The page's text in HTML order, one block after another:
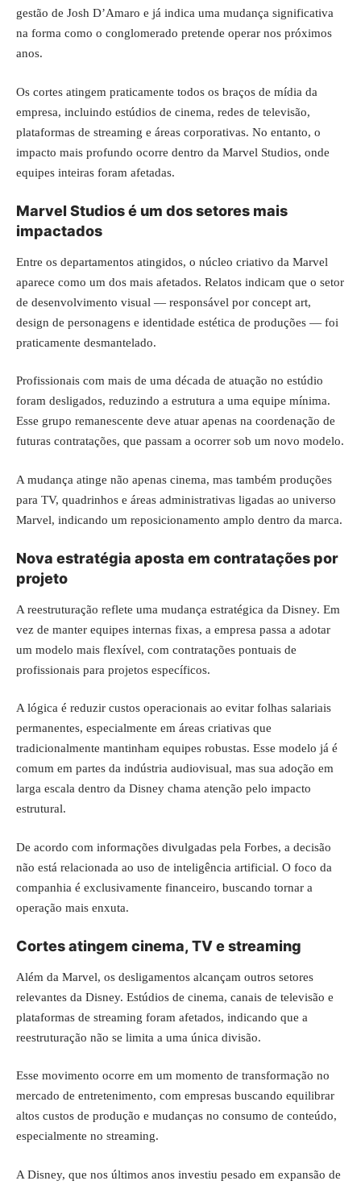
gestão de Josh D’Amaro e já indica uma mudança significativa
na forma como o conglomerado pretende operar nos próximos
anos.
Os cortes atingem praticamente todos os braços de mídia da
empresa, incluindo estúdios de cinema, redes de televisão,
plataformas de streaming e áreas corporativas. No entanto, o
impacto mais profundo ocorre dentro da Marvel Studios, onde
equipes inteiras foram afetadas.
Marvel Studios é um dos setores mais
impactados
Entre os departamentos atingidos, o núcleo criativo da Marvel
aparece como um dos mais afetados. Relatos indicam que o setor
de desenvolvimento visual — responsável por concept art,
design de personagens e identidade estética de produções — foi
praticamente desmantelado.
Profissionais com mais de uma década de atuação no estúdio
foram desligados, reduzindo a estrutura a uma equipe mínima.
Esse grupo remanescente deve atuar apenas na coordenação de
futuras contratações, que passam a ocorrer sob um novo modelo.
A mudança atinge não apenas cinema, mas também produções
para TV, quadrinhos e áreas administrativas ligadas ao universo
Marvel, indicando um reposicionamento amplo dentro da marca.
Nova estratégia aposta em contratações por
projeto
A reestruturação reflete uma mudança estratégica da Disney. Em
vez de manter equipes internas fixas, a empresa passa a adotar
um modelo mais flexível, com contratações pontuais de
profissionais para projetos específicos.
A lógica é reduzir custos operacionais ao evitar folhas salariais
permanentes, especialmente em áreas criativas que
tradicionalmente mantinham equipes robustas. Esse modelo já é
comum em partes da indústria audiovisual, mas sua adoção em
larga escala dentro da Disney chama atenção pelo impacto
estrutural.
De acordo com informações divulgadas pela Forbes, a decisão
não está relacionada ao uso de inteligência artificial. O foco da
companhia é exclusivamente financeiro, buscando tornar a
operação mais enxuta.
Cortes atingem cinema, TV e streaming
Além da Marvel, os desligamentos alcançam outros setores
relevantes da Disney. Estúdios de cinema, canais de televisão e
plataformas de streaming foram afetados, indicando que a
reestruturação não se limita a uma única divisão.
Esse movimento ocorre em um momento de transformação no
mercado de entretenimento, com empresas buscando equilibrar
altos custos de produção e mudanças no consumo de conteúdo,
especialmente no streaming.
A Disney, que nos últimos anos investiu pesado em expansão de